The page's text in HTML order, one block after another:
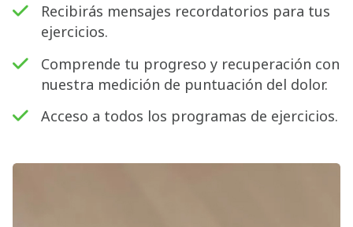
Recibirás mensajes recordatorios para tus
ejercicios.
Comprende tu progreso y recuperación con
nuestra medición de puntuación del dolor.
Acceso a todos los programas de ejercicios.